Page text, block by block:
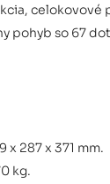
celokovové
pohyb so 67
x 287 x 371 mm.
kg.